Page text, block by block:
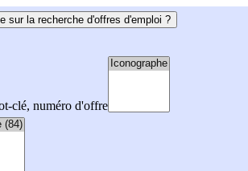
sur la recherche d'offres d'emploi ?
clé, numéro d'offre